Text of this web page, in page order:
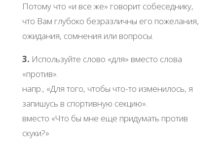
Потому что «и все же» говорит собеседнику,
что Вам глубоко безразличны его пожелания,
ожидания, сомнения или вопросы.
3. Используйте слово «для» вместо слова
«против».
напр., «Для того, чтобы что-то изменилось, я
запишусь в спортивную секцию».
вместо «Что бы мне еще придумать против
скуки?»